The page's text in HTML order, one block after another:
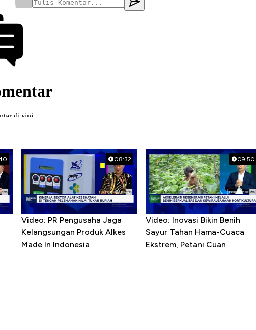
08:32
Video: PR Pengusaha Jaga
Kelangsungan Produk Alkes
Made In Indonesia
09:50
Video: Inovasi Bikin Benih
Sayur Tahan Hama-Cuaca
Ekstrem, Petani Cuan